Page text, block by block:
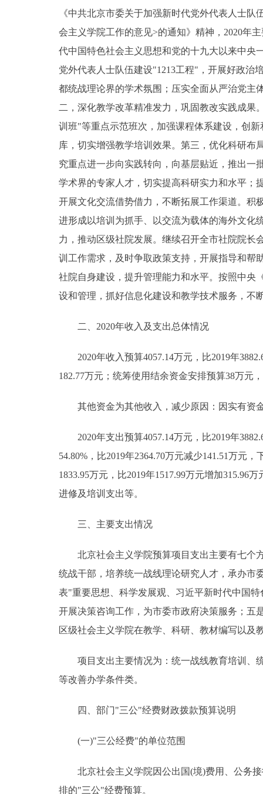
《中共北京市委关于加强新时代党外代表人士
会主义学院工作的意见>的通知》精神，2020年
代中国特色社会主义思想和党的十九大以来中央
党外代表人士队伍建设"1213工程"，开展好政治
都统战理论界的学术氛围；压实全面从严治党主
二，深化教学改革精准发力，巩固教改实践成
训班"等重点示范班次，加强课程体系建设，创
库，切实增强教学培训效果。第三，优化科研
究重点进一步向实践转向，向基层贴近，推出一
学术界的专家人才，切实提高科研实力和水平；
开展文化交流借势借力，不断拓展工作渠道。积
进形成以培训为抓手、以交流为载体的海外文化
力，推动区级社院发展。继续召开全市社院院长
训工作需求，及时争取政策支持，开展指导和帮
社院自身建设，提升管理能力和水平。按照中央
设和管理，抓好信息化建设和教学技术服务，不
二、2020年收入及支出总体情况
2020年收入预算4057.14万元，比2019年
182.77万元；统筹使用结余资金安排预算38万元
其他资金为其他收入，减少原因：因实有资
2020年支出预算4057.14万元，比2019年
54.80%，比2019年2364.70万元减少141.51万元
1833.95万元，比2019年1517.99万元增加315.96
进修及培训支出等。
三、主要支出情况
北京社会主义学院预算项目支出主要有七个方
统战干部，培养统一战线理论研究人才，承办市
表"重要思想、科学发展观、习近平新时代中国
开展决策咨询工作，为市委市政府决策服务；五
区级社会主义学院在教学、科研、教材编写以及
项目支出主要情况为：统一战线教育培训、统
等改善办学条件类。
四、部门"三公"经费财政拨款预算说明
(一)"三公经费"的单位范围
北京社会主义学院因公出国(境)费用、公务接
排的"三公"经费预算。